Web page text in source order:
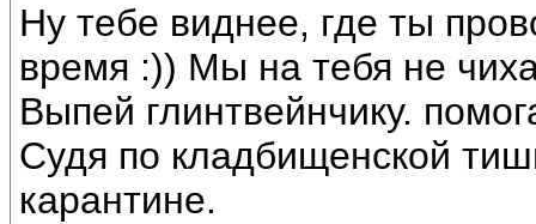
Ну тебе виднее, где ты
время :)) Мы на тебя не
Выпей глинтвейнчику.
Судя по кладбищенской
карантине.